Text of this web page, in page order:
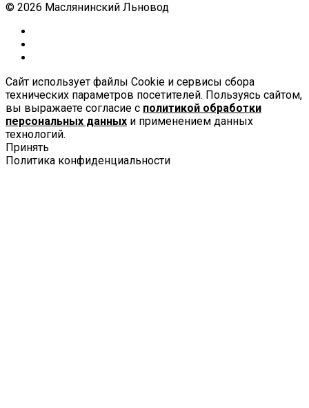
© 2026 Маслянинский Льновод
Сайт использует файлы Cookie и сервисы сбора
технических параметров посетителей. Пользуясь сайтом,
вы выражаете согласие с политикой обработки
персональных данных и применением данных
технологий.
Принять
Политика конфиденциальности